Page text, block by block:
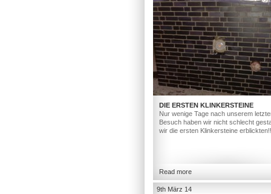
DIE ERSTEN KLINKERSTEINE
Nur wenige Tage nach unserem
Besuch haben wir nicht schlecht
wir die ersten Klinkersteine
Read more
9th März 14